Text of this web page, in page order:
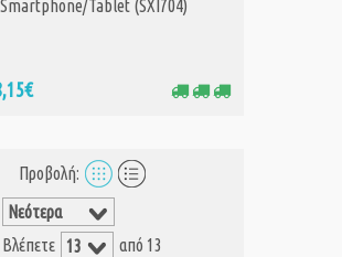
Tablet (SXI704)
Προβολή:
Βλέπετε από 13